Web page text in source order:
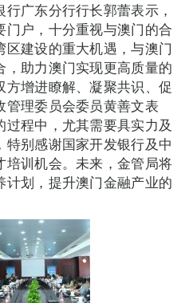
广东分行行长郭蕾表示，
户，十分重视与澳门的合
建设的重大机遇，与澳门
助力澳门实现更高质量的
增进瞭解、凝聚共识、促
理委员会委员黄善文表
程中，尤其需要具实力及
别感谢国家开发银行及中
训机会。未来，金管局将
划，提升澳门金融产业的